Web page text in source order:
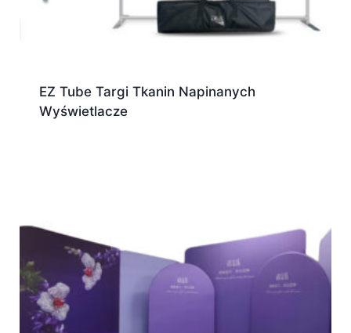
EZ Tube Targi Tkanin Napinanych
Wyświetlacze